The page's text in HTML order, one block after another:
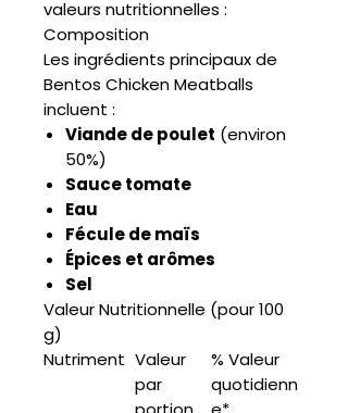
valeurs nutritionnelles :
Composition
Les ingrédients principaux de
Bentos Chicken Meatballs
incluent :
Viande de poulet (environ
50%)
Sauce tomate
Eau
Fécule de maïs
Épices et arômes
Sel
Valeur Nutritionnelle (pour 100
g)
Nutriment Valeur
par
% Valeur
quotidienn